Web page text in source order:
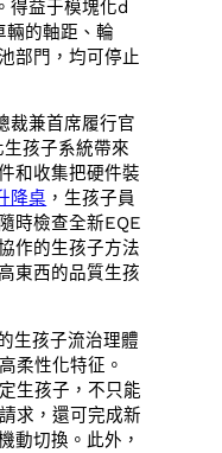
得益于模塊化d
的軸距、輪
部門，均可停止
裁兼首席履行官
孩子系統帶來
和收集把硬件裝
降桌 ，生孩子員
時檢查全新EQE
作的生孩子方法
東西的品質生孩
生孩子流治理體
柔性化特征。
生孩子，不只能
求，還可完成新
動切換。此外，